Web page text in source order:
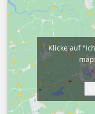
Klicke auf